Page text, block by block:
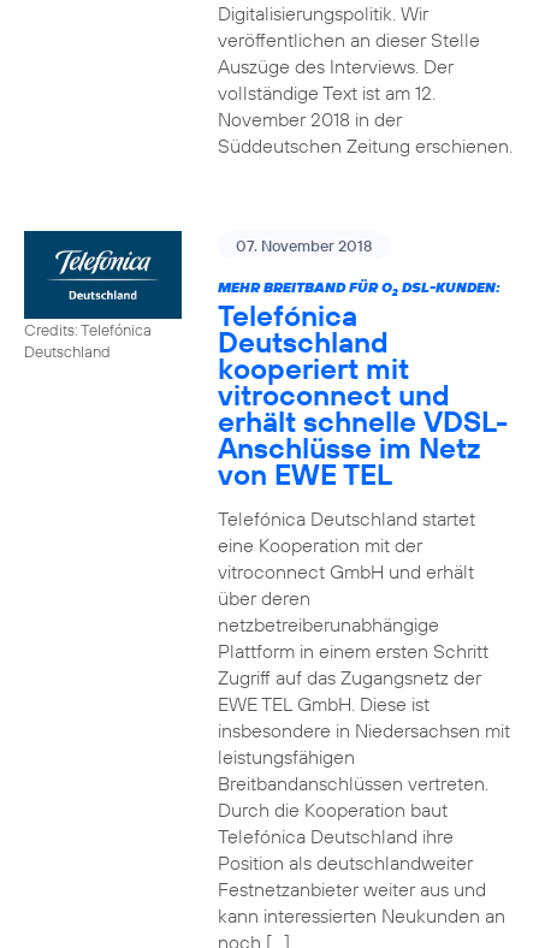
Digitalisierungspolitik. Wir
veröffentlichen an dieser Stelle
Auszüge des Interviews. Der
vollständige Text ist am 12.
November 2018 in der
Süddeutschen Zeitung erschienen.
Credits: Telefónica
Deutschland
07. November 2018
MEHR BREITBAND FÜR O2DSL-KUNDEN:
Telefónica
Deutschland
kooperiert mit
vitroconnect und
erhält schnelle VDSL-
Anschlüsse im Netz
von EWE TEL
Telefónica Deutschland startet
eine Kooperation mit der
vitroconnect GmbH und erhält
über deren
netzbetreiberunabhängige
Plattform in einem ersten Schritt
Zugriff auf das Zugangsnetz der
EWE TEL GmbH. Diese ist
insbesondere in Niedersachsen mit
leistungsfähigen
Breitbandanschlüssen vertreten.
Durch die Kooperation baut
Telefónica Deutschland ihre
Position als deutschlandweiter
Festnetzanbieter weiter aus und
kann interessierten Neukunden an
noch […]